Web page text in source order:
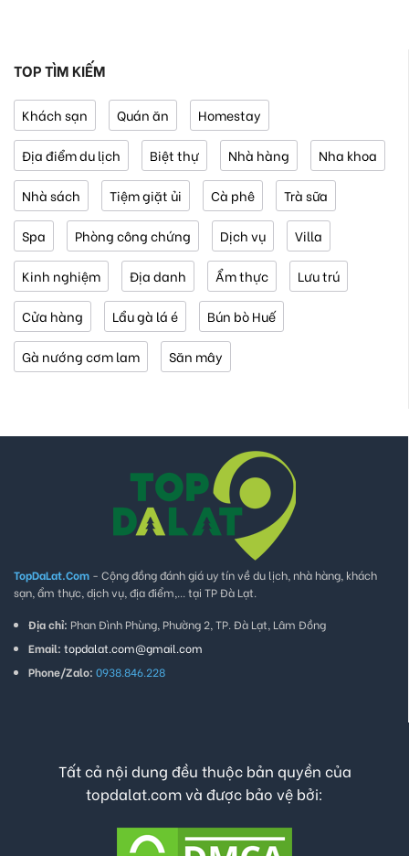
TOP TÌM KIẾM
Khách sạn Quán ăn Homestay
Địa điểm du lịch Biệt thự Nhà hàng Nha khoa
Nhà sách Tiệm giặt ủi Cà phê Trà sữa
Spa Phòng công chứng Dịch vụ Villa
Kinh nghiệm Địa danh Ẩm thực Lưu trú
Cửa hàng Lẩu gà lá é Bún bò Huế
Gà nướng cơm lam Săn mây
TopDaLat.Com - Cộng đồng đánh giá uy tín về du lịch, nhà hàng, khách
sạn, ẩm thực, dịch vụ, địa điểm,... tại TP Đà Lạt.
Địa chỉ: Phan Đình Phùng, Phường 2, TP. Đà Lạt, Lâm Đồng
Email: topdalat.com@gmail.com
Phone/Zalo: 0938.846.228
Tất cả nội dung đều thuộc bản quyền của
topdalat.com và được bảo vệ bởi: